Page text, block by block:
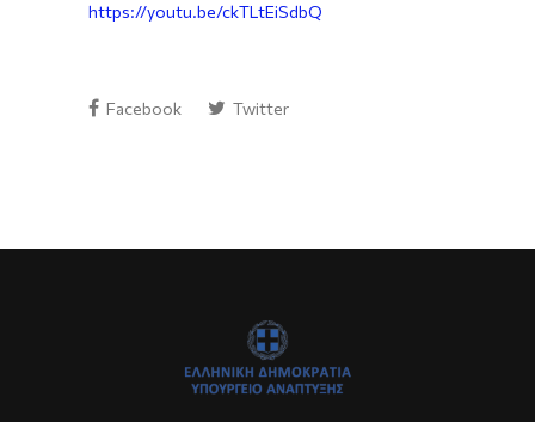
https://youtu.be/ckTLtEiSdbQ
Facebook Twitter